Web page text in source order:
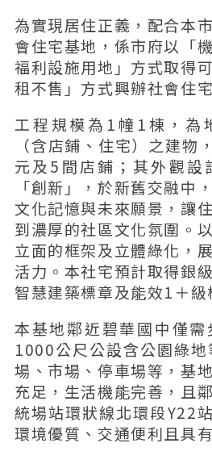
為實現居住正義，配合本
會住宅基地，係市府以「
福利設施用地」方式取得
租不售」方式興辦社會住宅
工程規模為1幢1棟，為
（含店鋪、住宅）之建物
元及5間店鋪；其外觀設
「創新」，於新舊交融中
文化記憶與未來願景，讓
到濃厚的社區文化氛圍。
立面的框架及立體綠化，
活力。本社宅預計取得銀
智慧建築標章及能效1＋級
本基地鄰近碧華國中僅
1000公尺公設含公園綠
場、市場、停車場等，基
充足，生活機能完善，且
統場站環狀線北環段Y22
環境優質、交通便利且具